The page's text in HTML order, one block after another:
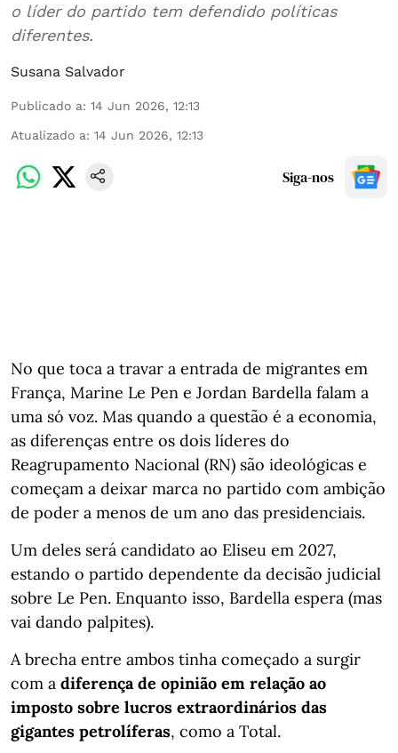
o líder do partido tem defendido políticas
diferentes.
Susana Salvador
Publicado a: 14 Jun 2026, 12:13
Atualizado a: 14 Jun 2026, 12:13
Siga-nos
No que toca a travar a entrada de migrantes em
França, Marine Le Pen e Jordan Bardella falam a
uma só voz. Mas quando a questão é a economia,
as diferenças entre os dois líderes do
Reagrupamento Nacional (RN) são ideológicas e
começam a deixar marca no partido com ambição
de poder a menos de um ano das presidenciais.
Um deles será candidato ao Eliseu em 2027,
estando o partido dependente da decisão judicial
sobre Le Pen. Enquanto isso, Bardella espera (mas
vai dando palpites).
A brecha entre ambos tinha começado a surgir
com a diferença de opinião em relação ao
imposto sobre lucros extraordinários das
gigantes petrolíferas, como a Total.